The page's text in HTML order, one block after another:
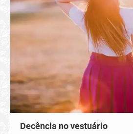
Decência no vestuário